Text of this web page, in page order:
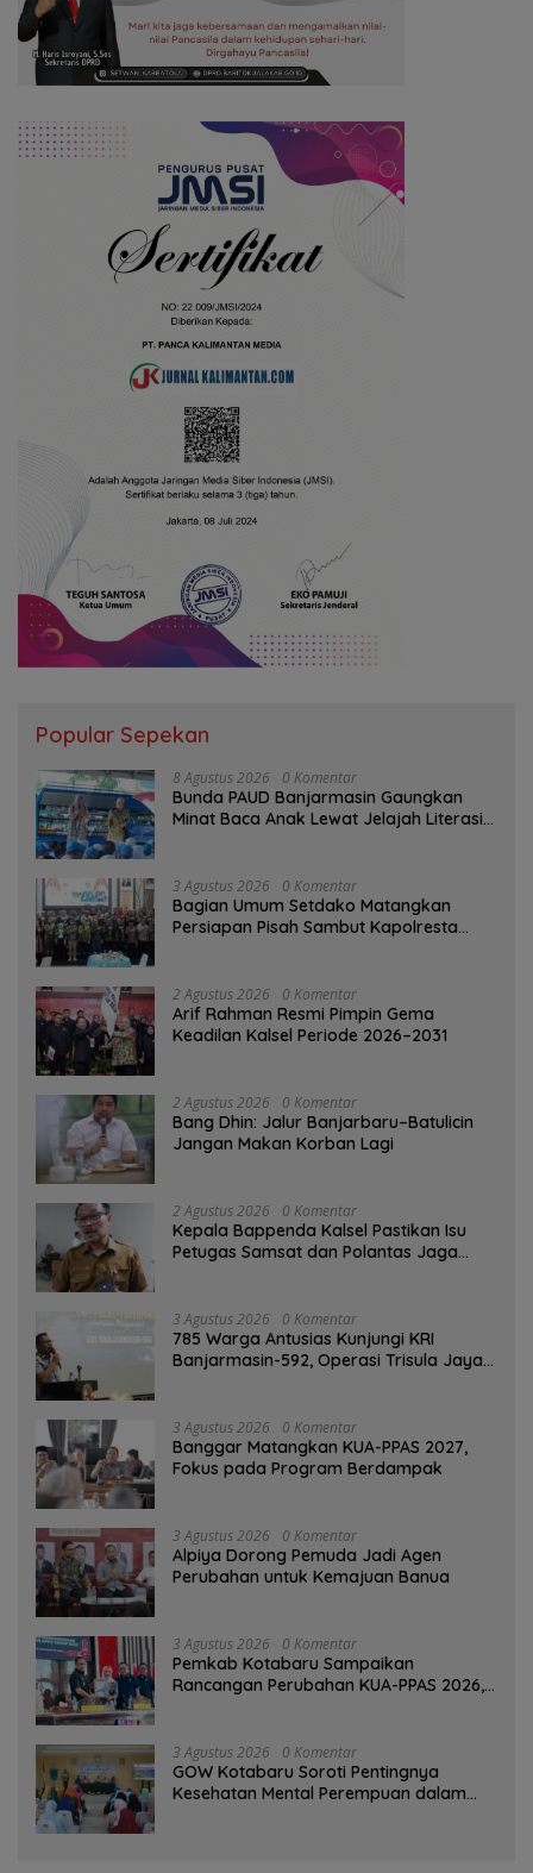
Popular Sepekan
8 Agustus 2026 0 Komentar
Bunda PAUD Banjarmasin Gaungkan
Minat Baca Anak Lewat Jelajah Literasi
3 Agustus 2026 0 Komentar
Bagian Umum Setdako Matangkan
Persiapan Pisah Sambut Kapolresta
2 Agustus 2026 0 Komentar
Arif Rahman Resmi Pimpin Gema
Keadilan Kalsel Periode 2026–2031
2 Agustus 2026 0 Komentar
Bang Dhin: Jalur Banjarbaru–Batulicin
Jangan Makan Korban Lagi
2 Agustus 2026 0 Komentar
Kepala Bappenda Kalsel Pastikan Isu
Petugas Samsat dan Polantas Jaga
3 Agustus 2026 0 Komentar
785 Warga Antusias Kunjungi KRI
Banjarmasin-592, Operasi Trisula Jaya
3 Agustus 2026 0 Komentar
‎Banggar Matangkan KUA-PPAS 2027,
Fokus pada Program Berdampak
3 Agustus 2026 0 Komentar
‎Alpiya Dorong Pemuda Jadi Agen
Perubahan untuk Kemajuan Banua ‎
3 Agustus 2026 0 Komentar
Pemkab Kotabaru Sampaikan
Rancangan Perubahan KUA-PPAS 2026,
3 Agustus 2026 0 Komentar
GOW Kotabaru Soroti Pentingnya
Kesehatan Mental Perempuan dalam